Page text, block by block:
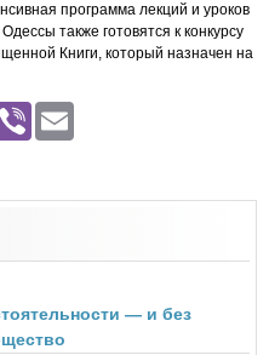
программа лекций и уроков
также готовятся к конкурсу
Книги, который назначен на
Viber
— и без